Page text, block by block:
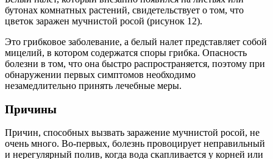
бутонах комнатных растений, свидетельствует о том, что
цветок заражен мучнистой росой (рисунок 12).
Это грибковое заболевание, а белый налет представляет собой
мицелий, в котором содержатся споры грибка. Опасность
болезни в том, что она быстро распространяется, поэтому при
обнаружении первых симптомов необходимо
незамедлительно принять лечебные меры.
Причины
Причин, способных вызвать заражение мучнистой росой, не
очень много. Во-первых, болезнь провоцирует неправильный
и нерегулярный полив, когда вода скапливается у корней или